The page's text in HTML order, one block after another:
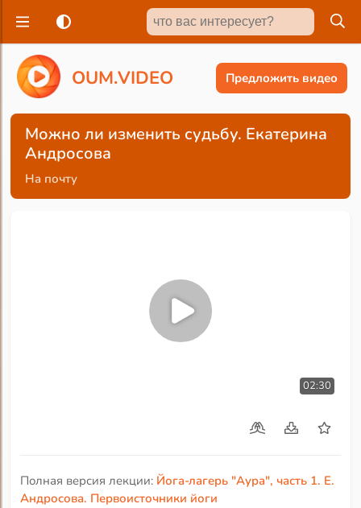
OUM.VIDEO Предложить видео
Можно ли изменить судьбу. Екатерина
Андросова
На почту
02:30
Полная версия лекции: Йога-лагерь "Аура", часть 1. Е.
Андросова. Первоисточники йоги